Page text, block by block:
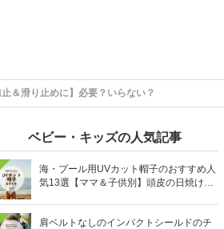
＆滑り止めに】必要？いらない？
ベビー・キッズの人気記事
海・プール用UVカット帽子のおすすめ人
気13選【ママ＆子供別】頭皮の日焼け対
肩ベルトなしのインパクトシールドのチ